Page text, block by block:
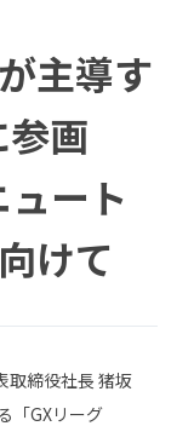
主導す
参画
ート
けて
取締役社長 猪坂
「GXリーグ